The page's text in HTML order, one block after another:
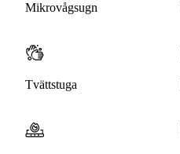
Mikrovågsugn
Tvättstuga